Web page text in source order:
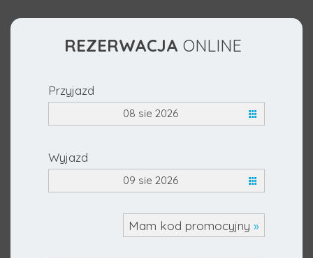
REZERWACJA ONLINE
Przyjazd
08 sie 2026
Wyjazd
09 sie 2026
Mam kod promocyjny »